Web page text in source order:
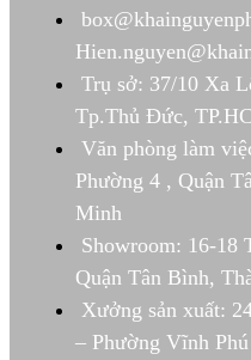
Trụ sở: 37/10 Xa
Tp.Thủ Đức,
Văn phòng làm
Phường 4 , Quận
Minh
Showroom: 16-18
Quận Tân Bình,
Xưởng sản xuất:
– Phường Vĩnh